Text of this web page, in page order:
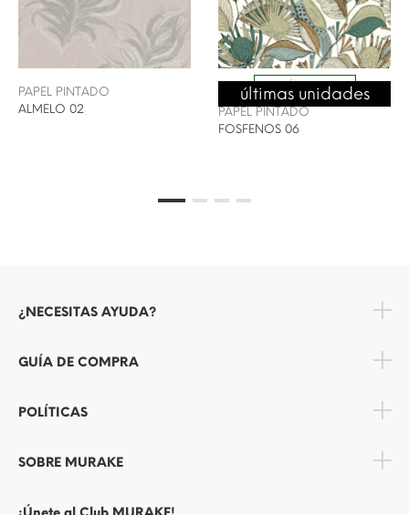
PAPEL PINTADO
ALMELO 02
ENVÍO 24/48H
SELECTION
últimas unidades
PAPEL PINTADO
FOSFENOS 06
¿NECESITAS AYUDA?
GUÍA DE COMPRA
POLÍTICAS
SOBRE MURAKE